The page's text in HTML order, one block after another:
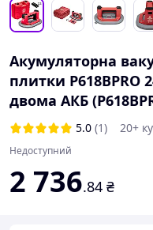
Акумуляторна
плитки P618BPRO
двома АКБ
5.0 (1) 20+
Недоступний
2 736.84 ₴